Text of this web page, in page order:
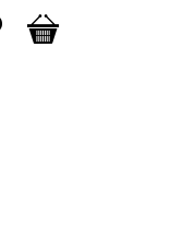
Favoriter
Kundvagn